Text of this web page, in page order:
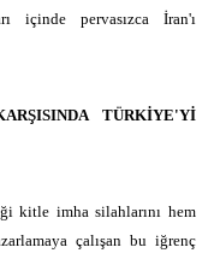
içinde pervasızca İran'ı
TÜRKİYE'Yİ
kitle imha silahlarını hem
çalışan bu iğrenç